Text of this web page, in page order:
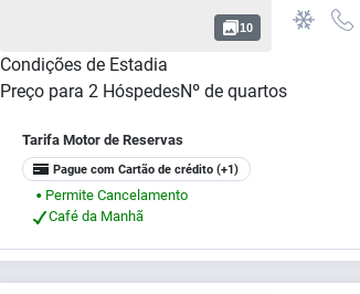
10
Condições de Estadia
Preço para 2 HóspedesNº de quartos
Tarifa Motor de Reservas
Pague com Cartão de crédito (+1)
⬤
Permite Cancelamento
Café da Manhã